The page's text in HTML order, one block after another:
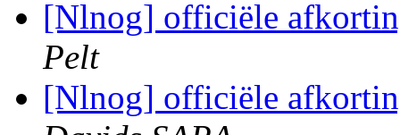
[Nlnog] officiële
Pelt
[Nlnog] officiële